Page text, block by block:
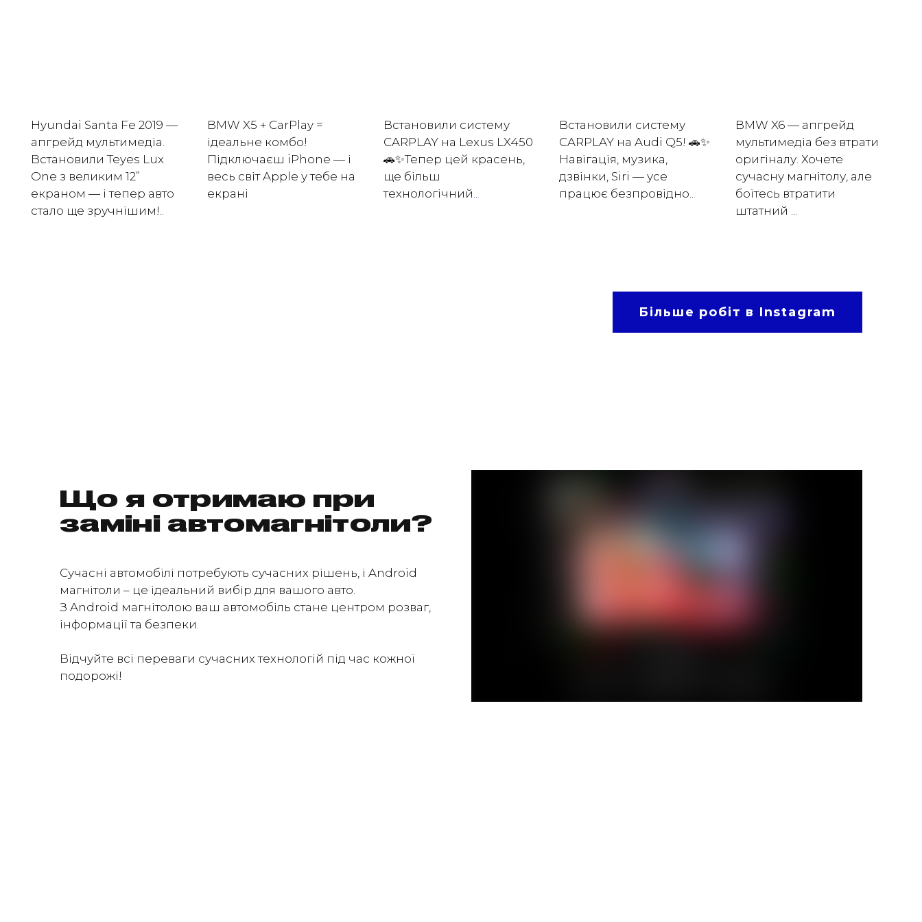
Hyundai Santa Fe 2019 —
апгрейд мультимедіа.
Встановили Teyes Lux
One з великим 12”
екраном — і тепер авто
стало ще зручнішим!..
BMW X5 + CarPlay =
ідеальне комбо!
Підключаєш iPhone — і
весь світ Apple у тебе на
екрані
Встановили систему
CARPLAY на Lexus LX450
🚗✨Тепер цей красень,
ще більш
технологічний...
Встановили систему
CARPLAY на Audi Q5! 🚗✨
Навігація, музика,
дзвінки, Siri — усе
працює безпровідно...
BMW X6 — апгрейд
мультимедіа без втрати
оригіналу. Хочете
сучасну магнітолу, але
боїтесь втратити
штатний ...
Більше робіт в Instagram
Що я отримаю при
заміні автомагнітоли?
Сучасні автомобілі потребують сучасних рішень, і Android
магнітоли – це ідеальний вибір для вашого авто.
З Android магнітолою ваш автомобіль стане центром розваг,
інформації та безпеки.
Відчуйте всі переваги сучасних технологій під час кожної
подорожі!